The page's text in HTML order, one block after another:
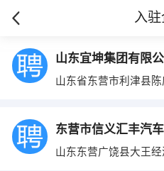
入
山东宜坤集团有限
山东省东营市利津县陈
山东东营广饶县大王经